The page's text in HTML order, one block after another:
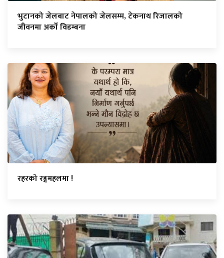
भुटानको जेलबाट नेपालको जेलसम्म, टेकनाथ रिजालको
जीवनमा अर्को विडम्बना
रहरको रङ्गमहलमा !